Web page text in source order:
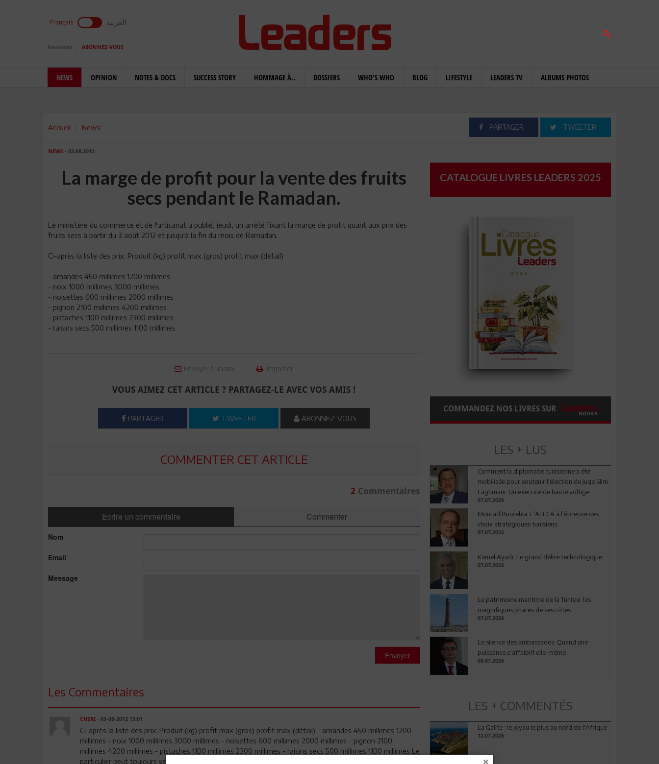
Français العربية
Newsletter ABONNEZ-VOUS
NEWS OPINION NOTES & DOCS SUCCESS STORY HOMMAGE À.. DOSSIERS WHO'S WHO BLOG LIFESTYLE LEADERS TV ALBUMS PHOTOS
Accueil News PARTAGER TWEETER
NEWS - 03.08.2012
La marge de profit pour la vente des fruits
secs pendant le Ramadan.
Le ministère du commerce et de l'artisanat a publié, jeudi, un arrêté fixant la marge de profit quant aux prix des
fruits secs à partir du 3 août 2012 et jusqu'à la fin du mois de Ramadan.
Ci-après la liste des prix: Produit (kg) profit max (gros) profit max (détail)
- amandes 450 millimes 1200 millimes
- noix 1000 millimes 3000 millimes
- noisettes 600 millimes 2000 millimes
- pignon 2100 millimes 4200 millimes
- pistaches 1100 millimes 2300 millimes
- raisins secs 500 millimes 1100 millimes
Envoyer à un ami Imprimer
VOUS AIMEZ CET ARTICLE ? PARTAGEZ-LE AVEC VOS AMIS !
PARTAGER TWEETER ABONNEZ-VOUS
COMMENTER CET ARTICLE
2Commentaires
Ecrire un commentaire Commenter
Nom
Email
Message
Envoyer
Les Commentaires
CHERI- 03-08-2012 13:01
Ci-après la liste des prix: Produit (kg) profit max (gros) profit max (détail) - amandes 450 millimes 1200
millimes - noix 1000 millimes 3000 millimes - noisettes 600 millimes 2000 millimes - pignon 2100
millimes 4200 millimes - pistaches 1100 millimes 2300 millimes - raisins secs 500 millimes 1100 millimes Le
particulier peut toujours se brosser pur savoir s'il se fait escroquer ou pas ! Affichez des informations
CATALOGUE LIVRES LEADERS 2025
COMMANDEZ NOS LIVRES SUR
LES + LUS
Comment la diplomatie tunisienne a été
mobilisée pour soutenir l'élection du juge Slim
Laghmani: Un exercice de haute voltige
07.07.2026
Mourad Bourehla: L'ALECA à l'épreuve des
choix stratégiques tunisiens
07.07.2026
Kamel Ayadi: Le grand délire technologique
07.07.2026
Le patrimoine maritime de la Tunisie: les
magnifiques phares de ses côtes
07.07.2026
Le silence des ambassades: Quand une
puissance s’affaiblit elle-même
08.07.2026
LES + COMMENTÉS
La Galite : le joyau le plus au nord de l'Afrique
12.07.2026